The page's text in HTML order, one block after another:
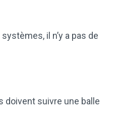
il n’y a pas de
doivent suivre une balle